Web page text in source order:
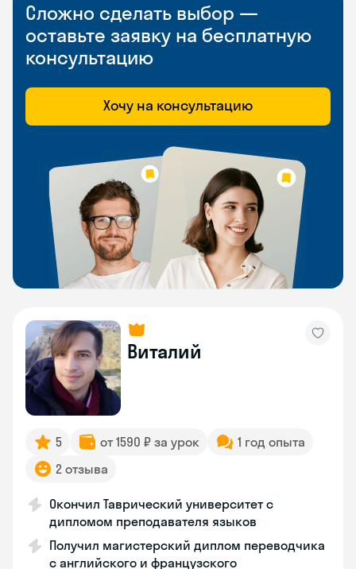
Сложно сделать выбор —
оставьте заявку на бесплатную
консультацию
Хочу на консультацию
Виталий
5 от 1590 ₽ за урок
1 год опыта
2 отзыва
Окончил Таврический университет с
дипломом преподавателя языков
Получил магистерский диплом переводчика
с английского и французского